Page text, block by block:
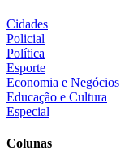
Cidades
Policial
Política
Esporte
Economia e Negócios
Educação e Cultura
Especial
Colunas